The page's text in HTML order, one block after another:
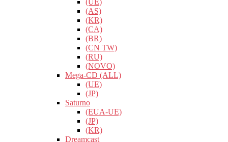
(UE)
(AS)
(KR)
(CA)
(BR)
(CN TW)
(RU)
(NOVO)
Mega-CD (ALL)
(UE)
(JP)
Saturno
(EUA-UE)
(JP)
(KR)
Dreamcast